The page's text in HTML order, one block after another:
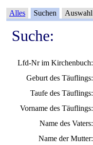
Alles Suchen Auswahl
Suche:
Lfd-Nr im Kirchenbuch:
Geburt des Täuflings:
Taufe des Täuflings:
Vorname des Täuflings:
Name des Vaters:
Name der Mutter: